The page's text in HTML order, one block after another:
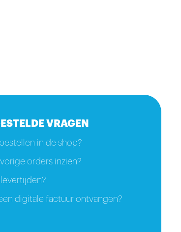
VRAGEN
in de shop?
orders inzien?
digitale factuur ontvangen?